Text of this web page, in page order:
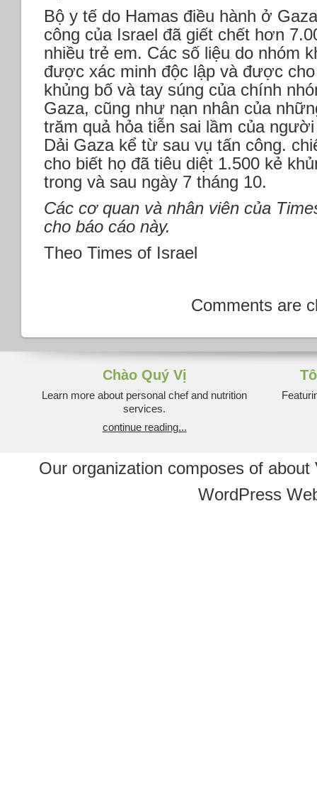
Bộ y tế do Hamas điều hành ở
công của Israel đã giết chết hơn
nhiều trẻ em. Các số liệu do nhóm
được xác minh độc lập và được
khủng bố và tay súng của chính
Gaza, cũng như nạn nhân của
trăm quả hỏa tiễn sai lầm của
Dải Gaza kể từ sau vụ tấn công.
cho biết họ đã tiêu diệt 1.500 kẻ
trong và sau ngày 7 tháng 10.
Các cơ quan và nhân viên của
cho báo cáo này.
Theo Times of Israel
Comments are
Chào Quý Vị
Learn more about personal chef and nutrition
services.
continue reading...
Our organization composes of
WordPress